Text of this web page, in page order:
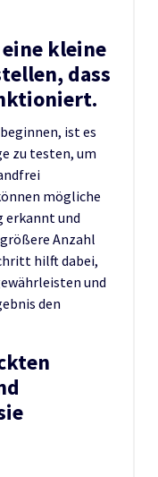
kleine
dass
ist es
zu testen, um
mögliche
erkannt und
Anzahl
hilft dabei,
und
den